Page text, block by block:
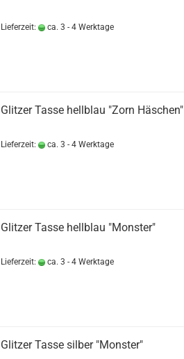
Lieferzeit: ca. 3 - 4 Werktage
Glitzer Tasse hellblau "Zorn Häschen"
Lieferzeit: ca. 3 - 4 Werktage
Glitzer Tasse hellblau "Monster"
Lieferzeit: ca. 3 - 4 Werktage
Glitzer Tasse silber "Monster"